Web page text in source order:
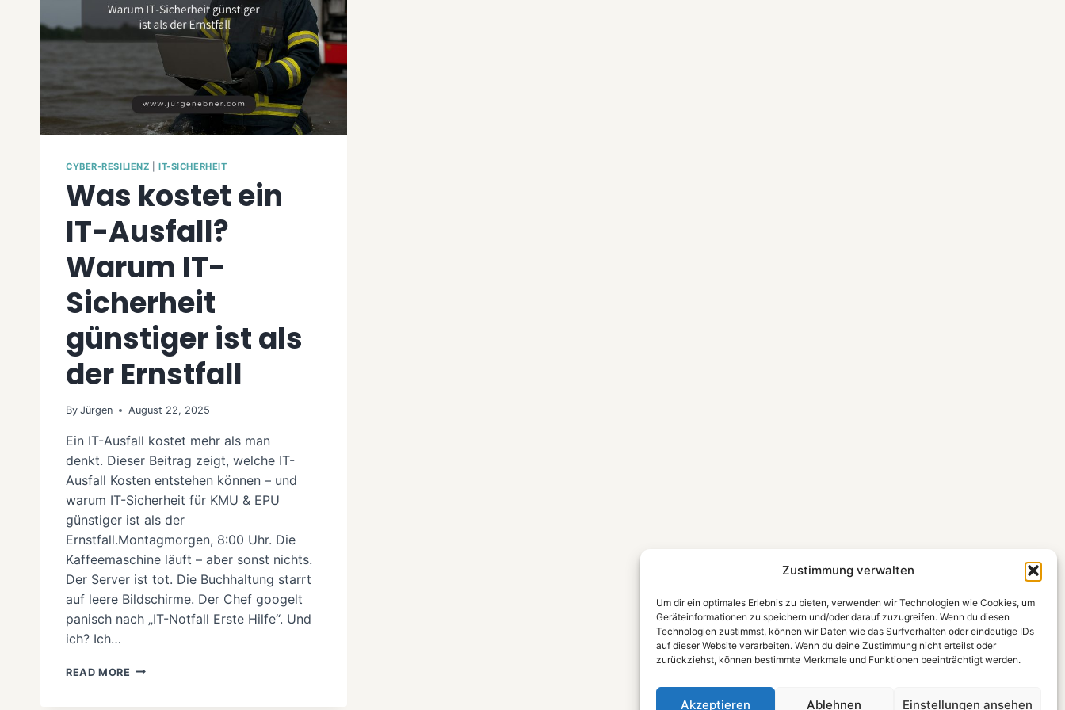
Zustimmung verwalten
Um dir ein optimales Erlebnis zu bieten, verwenden wir Technologien wie Cookies, um
Geräteinformationen zu speichern und/oder darauf zuzugreifen. Wenn du diesen
Technologien zustimmst, können wir Daten wie das Surfverhalten oder eindeutige IDs
auf dieser Website verarbeiten. Wenn du deine Zustimmung nicht erteilst oder
zurückziehst, können bestimmte Merkmale und Funktionen beeinträchtigt werden.
Akzeptieren Ablehnen Einstellungen ansehen
CYBER-RESILIENZ |IT-SICHERHEIT
Was kostet ein
IT-Ausfall?
Warum IT-
Sicherheit
günstiger ist als
der Ernstfall
By Jürgen August 22, 2025
Ein IT-Ausfall kostet mehr als man
denkt. Dieser Beitrag zeigt, welche IT-
Ausfall Kosten entstehen können – und
warum IT-Sicherheit für KMU & EPU
günstiger ist als der
Ernstfall.Montagmorgen, 8:00 Uhr. Die
Kaffeemaschine läuft – aber sonst nichts.
Der Server ist tot. Die Buchhaltung starrt
auf leere Bildschirme. Der Chef googelt
panisch nach „IT-Notfall Erste Hilfe“. Und
ich? Ich…
READ MORE WAS